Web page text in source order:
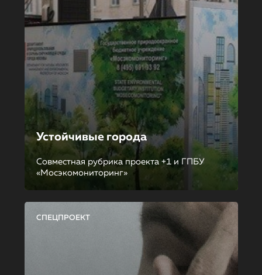
Устойчивые города
Совместная рубрика проекта +1 и ГПБУ
«Мосэкомониторинг»
СПЕЦПРОЕКТ